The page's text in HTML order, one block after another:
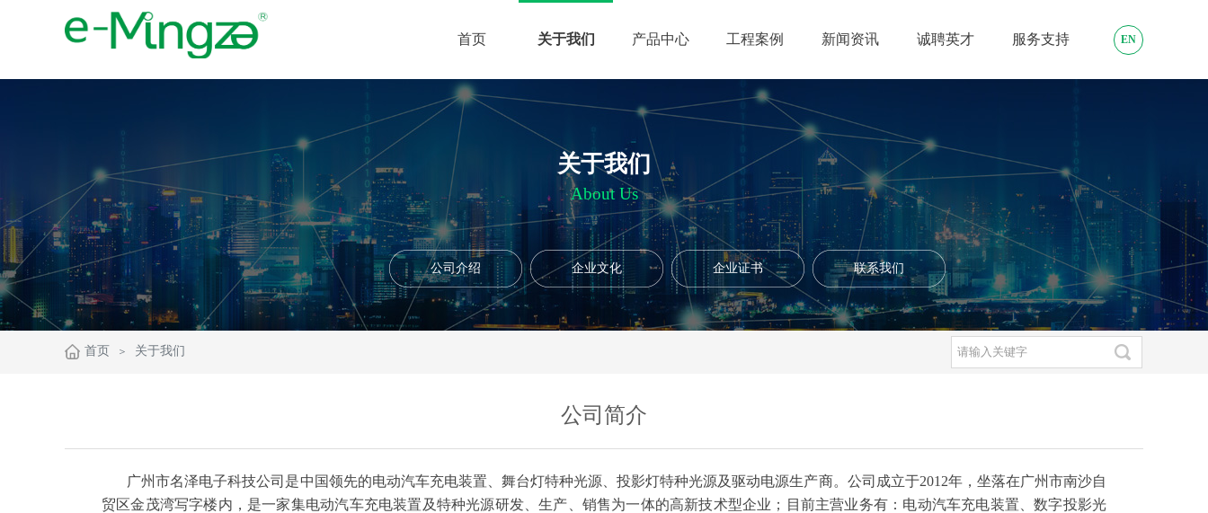
EN
首页 关于我们 产品中心 工程案例 新闻资讯 诚聘英才 服务支持
关于我们
About Us
公司介绍 企业文化 企业证书 联系我们
首页 ＞ 关于我们
公司简介
广州市名泽电子科技公司是中国领先的电动汽车充电装置、舞台灯特种光源、投影灯特种光源及驱动电源生产商。公司成立于2012年，坐落在广州市南沙自
贸区金茂湾写字楼内，是一家集电动汽车充电装置及特种光源研发、生产、销售为一体的高新技术型企业；目前主营业务有：电动汽车充电装置、数字投影光